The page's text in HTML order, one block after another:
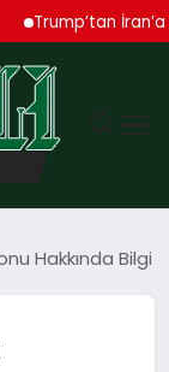
İran’a Sert
Hakkında Bilgi